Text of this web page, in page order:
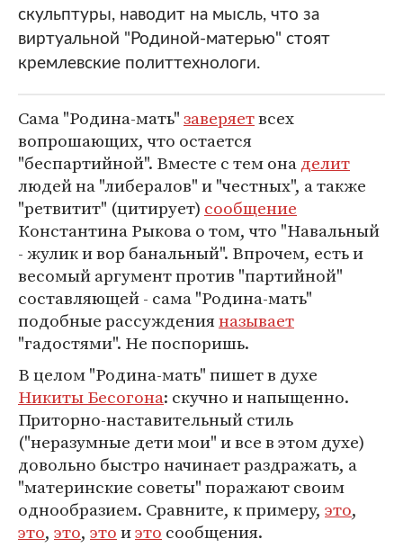
скульптуры, наводит на мысль, что за
виртуальной "Родиной-матерью" стоят
кремлевские политтехнологи.
Сама "Родина-мать"заверяетвсех
вопрошающих, что остается
"беспартийной". Вместе с тем онаделит
людей на "либералов" и "честных", а также
"ретвитит" (цитирует) сообщение
Константина Рыкова о том, что "Навальный
- жулик и вор банальный". Впрочем, есть и
весомый аргумент против "партийной"
составляющей - сама "Родина-мать"
подобные рассужденияназывает
"гадостями". Не поспоришь.
В целом "Родина-мать" пишет в духе
Никиты Бесогона: скучно и напыщенно.
Приторно-наставительный стиль
("неразумные дети мои" и все в этом духе)
довольно быстро начинает раздражать, а
"материнские советы" поражают своим
однообразием. Сравните, к примеру, это,
это, это, этоиэто сообщения.